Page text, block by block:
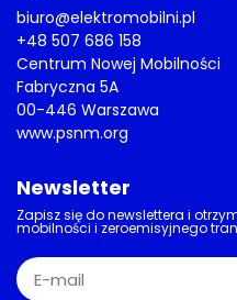
biuro@elektromobilni.pl
+48 507 686 158
Centrum Nowej Mobilności
Fabryczna 5A
00-446 Warszawa
www.psnm.org
Newsletter
Zapisz się do newslettera i
mobilności i zeroemisyjnego